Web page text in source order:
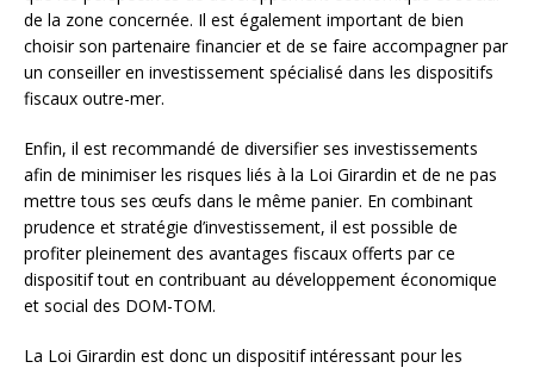
de la zone concernée. Il est également important de bien
choisir son partenaire financier et de se faire accompagner par
un conseiller en investissement spécialisé dans les dispositifs
fiscaux outre-mer.
Enfin, il est recommandé de diversifier ses investissements
afin de minimiser les risques liés à la Loi Girardin et de ne pas
mettre tous ses œufs dans le même panier. En combinant
prudence et stratégie d’investissement, il est possible de
profiter pleinement des avantages fiscaux offerts par ce
dispositif tout en contribuant au développement économique
et social des DOM-TOM.
La Loi Girardin est donc un dispositif intéressant pour les